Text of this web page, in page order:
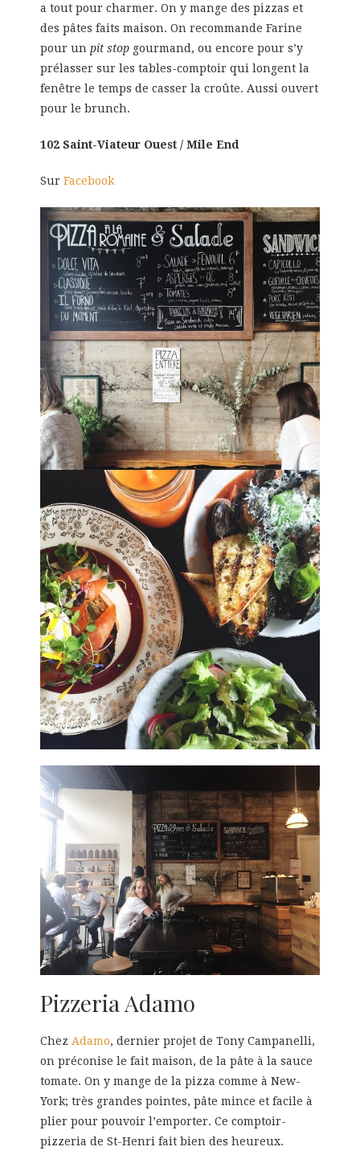
a tout pour charmer. On y mange des pizzas et
des pâtes faits maison. On recommande Farine
pour un pit stop gourmand, ou encore pour s’y
prélasser sur les tables-comptoir qui longent la
fenêtre le temps de casser la croûte. Aussi ouvert
pour le brunch.
102 Saint-Viateur Ouest / Mile End
Sur Facebook
Pizzeria Adamo
Chez Adamo, dernier projet de Tony Campanelli,
on préconise le fait maison, de la pâte à la sauce
tomate. On y mange de la pizza comme à New-
York; très grandes pointes, pâte mince et facile à
plier pour pouvoir l’emporter. Ce comptoir-
pizzeria de St-Henri fait bien des heureux.